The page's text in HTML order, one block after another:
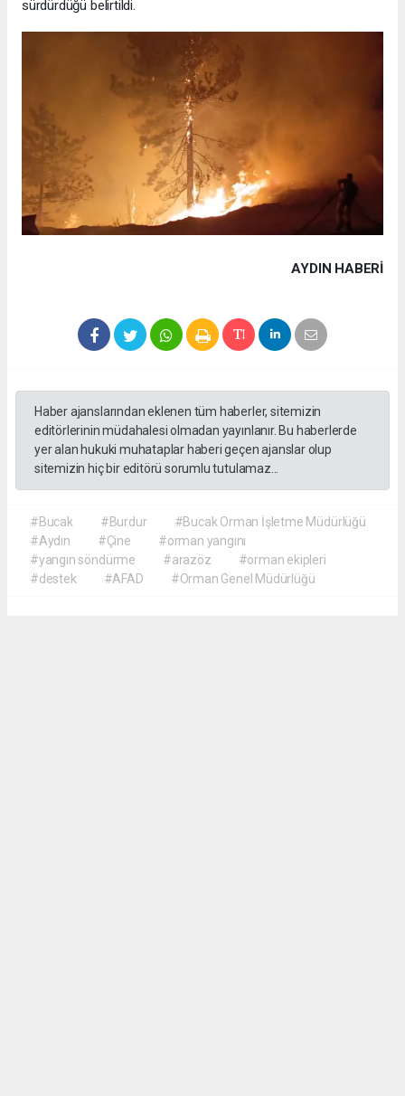
sürdürdüğü belirtildi.
AYDIN HABERİ
Haber ajanslarından eklenen tüm haberler, sitemizin
editörlerinin müdahalesi olmadan yayınlanır. Bu haberlerde
yer alan hukuki muhataplar haberi geçen ajanslar olup
sitemizin hiç bir editörü sorumlu tutulamaz...
#Bucak #Burdur
#Bucak Orman İşletme Müdürlüğü
#Aydın
#Çine
#orman yangını
#yangın söndürme
#arazöz
#orman ekipleri
#destek
#AFAD #Orman Genel Müdürlüğü